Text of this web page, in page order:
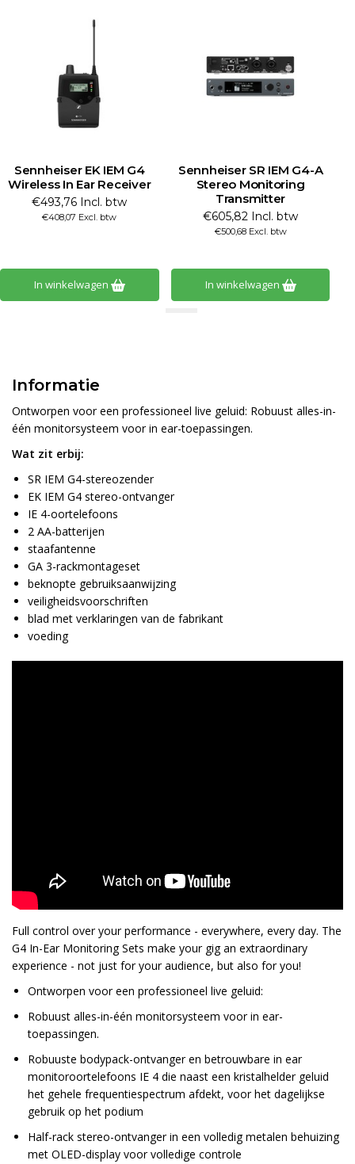
Sennheiser EK IEM G4
Wireless In Ear Receiver
€493,76 Incl. btw
€408,07 Excl. btw
In winkelwagen
Sennheiser SR IEM G4-A
Stereo Monitoring
Transmitter
€605,82 Incl. btw
€500,68 Excl. btw
In winkelwagen
Informatie
Ontworpen voor een professioneel live geluid: Robuust alles-in-
één monitorsysteem voor in ear-toepassingen.
Wat zit erbij:
SR IEM G4-stereozender
EK IEM G4 stereo-ontvanger
IE 4-oortelefoons
2 AA-batterijen
staafantenne
GA 3-rackmontageset
beknopte gebruiksaanwijzing
veiligheidsvoorschriften
blad met verklaringen van de fabrikant
voeding
Full control over your performance - everywhere, every day. The
G4 In-Ear Monitoring Sets make your gig an extraordinary
experience - not just for your audience, but also for you!
Ontworpen voor een professioneel live geluid:
Robuust alles-in-één monitorsysteem voor in ear-
toepassingen.
Robuuste bodypack-ontvanger en betrouwbare in ear
monitoroortelefoons IE 4 die naast een kristalhelder geluid
het gehele frequentiespectrum afdekt, voor het dagelijkse
gebruik op het podium
Half-rack stereo-ontvanger in een volledig metalen behuizing
met OLED-display voor volledige controle